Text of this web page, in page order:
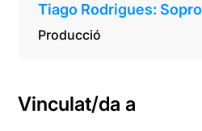
Tiago Rodrigues: Sopro
Producció
Vinculat/da a